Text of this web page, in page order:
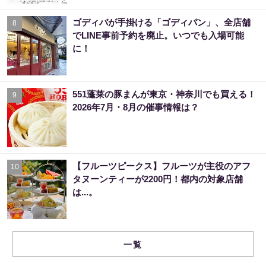
8
ゴディバが手掛ける「ゴディパン」、全店舗
でLINE事前予約を廃止。いつでも入場可能
に！
9
551蓬莱の豚まんが東京・神奈川でも買える！
2026年7月・8月の催事情報は？
10
【フルーツピークス】フルーツが主役のアフ
タヌーンティーが2200円！都内の対象店舗
は...。
一覧